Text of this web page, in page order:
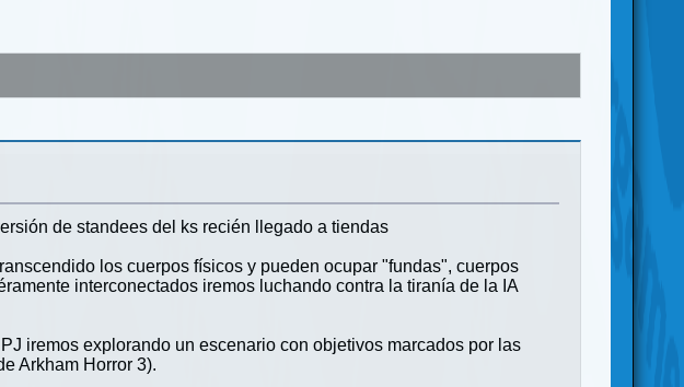
de standees del ks recién llegado a tiendas
los cuerpos físicos y pueden ocupar "fundas", cuerpos
interconectados iremos luchando contra la tiranía de la IA
iremos explorando un escenario con objetivos marcados por las
Arkham Horror 3).